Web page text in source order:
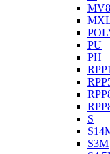
MV8
PU
PH
S
S3M